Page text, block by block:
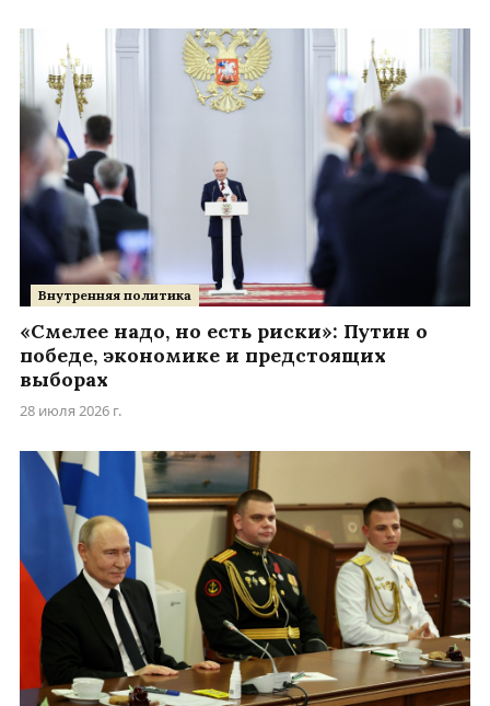
Внутренняя политика
«Смелее надо, но есть риски»: Путин о
победе, экономике и предстоящих
выборах
28 июля 2026 г.